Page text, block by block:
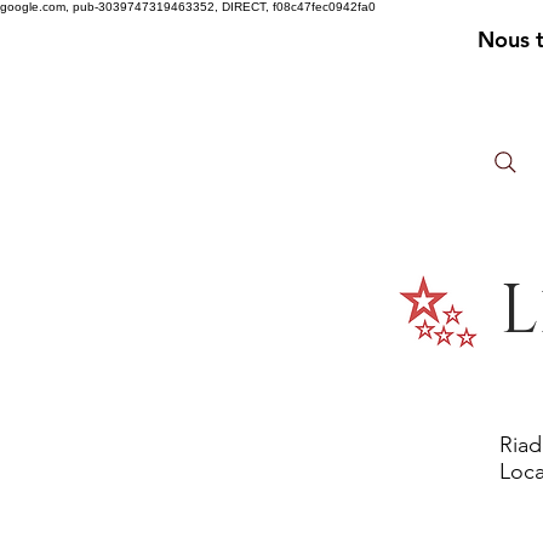
google.com, pub-3039747319463352, DIRECT, f08c47fec0942fa0
Nous